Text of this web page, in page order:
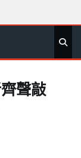
地 專
聲敲